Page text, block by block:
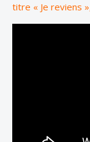
titre « Je reviens